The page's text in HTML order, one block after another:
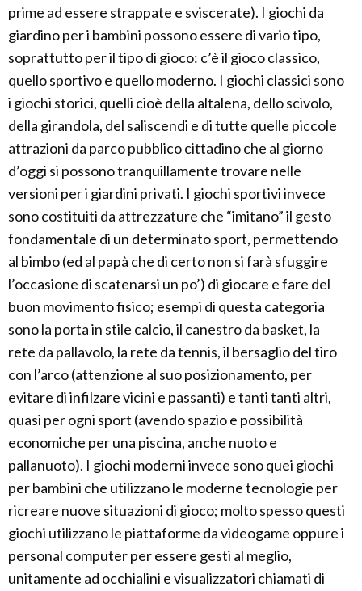
prime ad essere strappate e sviscerate). I giochi da
giardino per i bambini possono essere di vario tipo,
soprattutto per il tipo di gioco: c’è il gioco classico,
quello sportivo e quello moderno. I giochi classici sono
i giochi storici, quelli cioè della altalena, dello scivolo,
della girandola, del saliscendi e di tutte quelle piccole
attrazioni da parco pubblico cittadino che al giorno
d’oggi si possono tranquillamente trovare nelle
versioni per i giardini privati. I giochi sportivi invece
sono costituiti da attrezzature che “imitano” il gesto
fondamentale di un determinato sport, permettendo
al bimbo (ed al papà che di certo non si farà sfuggire
l’occasione di scatenarsi un po’) di giocare e fare del
buon movimento fisico; esempi di questa categoria
sono la porta in stile calcio, il canestro da basket, la
rete da pallavolo, la rete da tennis, il bersaglio del tiro
con l’arco (attenzione al suo posizionamento, per
evitare di infilzare vicini e passanti) e tanti tanti altri,
quasi per ogni sport (avendo spazio e possibilità
economiche per una piscina, anche nuoto e
pallanuoto). I giochi moderni invece sono quei giochi
per bambini che utilizzano le moderne tecnologie per
ricreare nuove situazioni di gioco; molto spesso questi
giochi utilizzano le piattaforme da videogame oppure i
personal computer per essere gesti al meglio,
unitamente ad occhialini e visualizzatori chiamati di